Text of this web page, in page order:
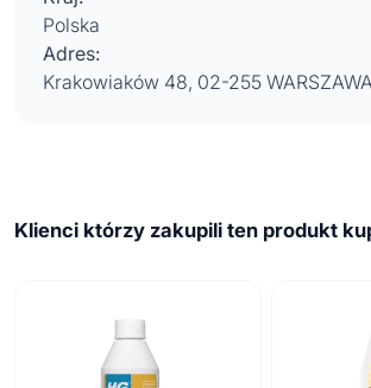
Polska
Adres:
Krakowiaków 48, 02-255
Klienci którzy zakupili ten produkt